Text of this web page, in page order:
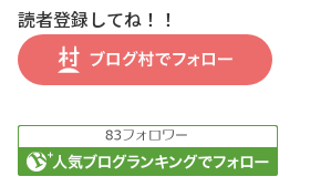
読者登録してね！！